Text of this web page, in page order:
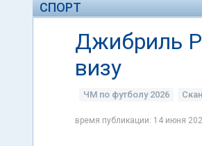
СПОРТ
Джибриль
визу
ЧМ по футболу 2026
время публикации: 14 июня